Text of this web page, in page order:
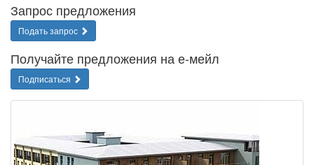
Запрос предложения
Подать запрос
Получайте предложения на е-мейл
Подписаться